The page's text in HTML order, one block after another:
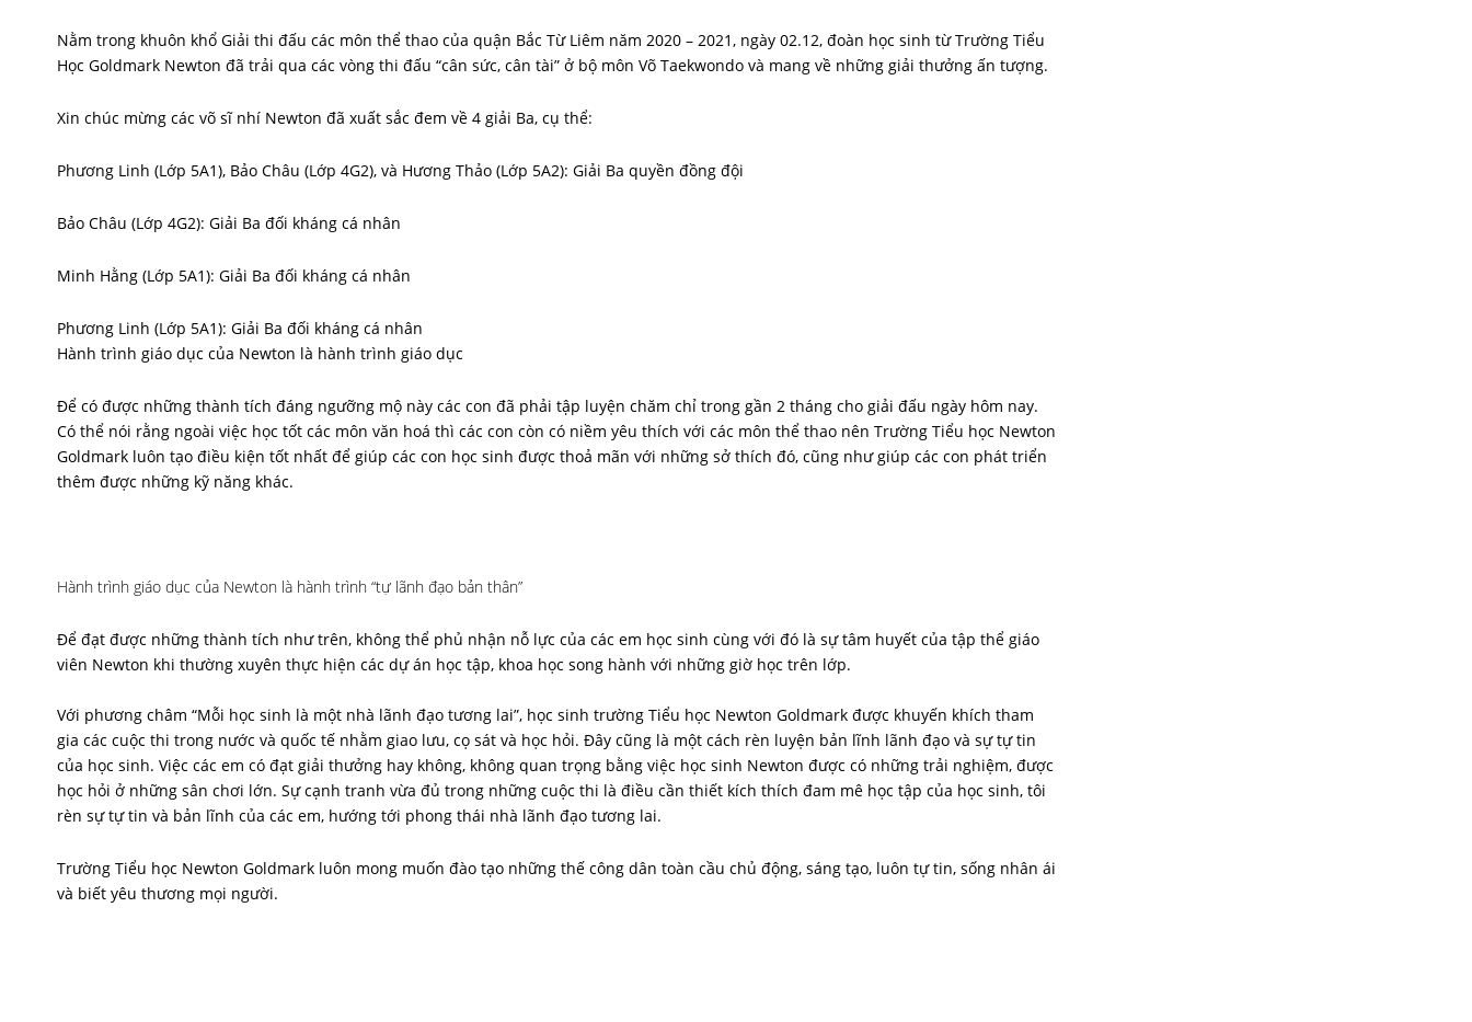
Nằm trong khuôn khổ Giải thi đấu các môn thể thao của quận Bắc Từ Liêm năm 2020 – 2021, ngày 02.12, đoàn học sinh từ Trường Tiểu
Học Goldmark Newton đã trải qua các vòng thi đấu “cân sức, cân tài” ở bộ môn Võ Taekwondo và mang về những giải thưởng ấn tượng.
Xin chúc mừng các võ sĩ nhí Newton đã xuất sắc đem về 4 giải Ba, cụ thể:
Phương Linh (Lớp 5A1), Bảo Châu (Lớp 4G2), và Hương Thảo (Lớp 5A2): Giải Ba quyền đồng đội
Bảo Châu (Lớp 4G2): Giải Ba đối kháng cá nhân
Minh Hằng (Lớp 5A1): Giải Ba đối kháng cá nhân
Phương Linh (Lớp 5A1): Giải Ba đối kháng cá nhân
Hành trình giáo dục của Newton là hành trình giáo dục
Để có được những thành tích đáng ngưỡng mộ này các con đã phải tập luyện chăm chỉ trong gần 2 tháng cho giải đấu ngày hôm nay.
Có thể nói rằng ngoài việc học tốt các môn văn hoá thì các con còn có niềm yêu thích với các môn thể thao nên Trường Tiểu học Newton
Goldmark luôn tạo điều kiện tốt nhất để giúp các con học sinh được thoả mãn với những sở thích đó, cũng như giúp các con phát triển
thêm được những kỹ năng khác.
Hành trình giáo dục của Newton là hành trình “tự lãnh đạo bản thân”
Để đạt được những thành tích như trên, không thể phủ nhận nỗ lực của các em học sinh cùng với đó là sự tâm huyết của tập thể giáo
viên Newton khi thường xuyên thực hiện các dự án học tập, khoa học song hành với những giờ học trên lớp.
Với phương châm “Mỗi học sinh là một nhà lãnh đạo tương lai”, học sinh trường Tiểu học Newton Goldmark được khuyến khích tham
gia các cuộc thi trong nước và quốc tế nhằm giao lưu, cọ sát và học hỏi. Đây cũng là một cách rèn luyện bản lĩnh lãnh đạo và sự tự tin
của học sinh. Việc các em có đạt giải thưởng hay không, không quan trọng bằng việc học sinh Newton được có những trải nghiệm, được
học hỏi ở những sân chơi lớn. Sự cạnh tranh vừa đủ trong những cuộc thi là điều cần thiết kích thích đam mê học tập của học sinh, tôi
rèn sự tự tin và bản lĩnh của các em, hướng tới phong thái nhà lãnh đạo tương lai.
Trường Tiểu học Newton Goldmark luôn mong muốn đào tạo những thế công dân toàn cầu chủ động, sáng tạo, luôn tự tin, sống nhân ái
và biết yêu thương mọi người.